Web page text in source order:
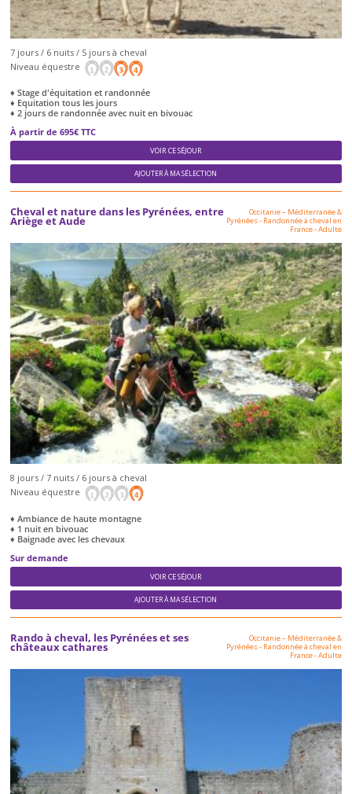
7 jours / 6 nuits / 5 jours à cheval
Niveau équestre
♦ Stage d'équitation et randonnée
♦ Equitation tous les jours
♦ 2 jours de randonnée avec nuit en bivouac
À partir de 695€ TTC
VOIR CE SÉJOUR
AJOUTER À MA SÉLECTION
Cheval et nature dans les Pyrénées, entre
Ariège et Aude
Occitanie – Méditerranée &
Pyrénées- Randonnée à cheval en
France-Adulte
8 jours / 7 nuits / 6 jours à cheval
Niveau équestre
♦ Ambiance de haute montagne
♦ 1 nuit en bivouac
♦ Baignade avec les chevaux
Sur demande
VOIR CE SÉJOUR
AJOUTER À MA SÉLECTION
Rando à cheval, les Pyrénées et ses
châteaux cathares
Occitanie – Méditerranée &
Pyrénées- Randonnée à cheval en
France-Adulte